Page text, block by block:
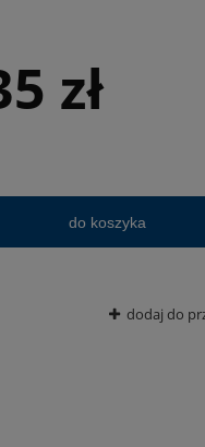
zł
do koszyka
dodaj do